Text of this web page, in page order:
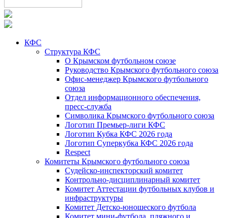
КФС
Структура КФС
О Крымском футбольном союзе
Руководство Крымского футбольного союза
Офис-менеджер Крымского футбольного
союза
Отдел информационного обеспечения,
пресс-служба
Символика Крымского футбольного союза
Логотип Премьер-лиги КФС
Логотип Кубка КФС 2026 года
Логотип Суперкубка КФС 2026 года
Respect
Комитеты Крымского футбольного союза
Судейско-инспекторский комитет
Контрольно-дисциплинарный комитет
Комитет Аттестации футбольных клубов и
инфраструктуры
Комитет Детско-юношеского футбола
Комитет мини-футбола, пляжного и